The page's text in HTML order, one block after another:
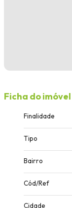
Ficha do imóvel
Finalidade
Tipo
Bairro
Cód/Ref
Cidade